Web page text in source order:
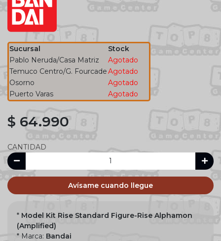
Sucursal
Stock
Pablo Neruda/Casa Matriz
Agotado
Temuco Centro/G. FourcadeAgotado
Osorno
Agotado
Puerto Varas
Agotado
$ 64.990
CANTIDAD
Avísame cuando llegue
* Model Kit Rise Standard Figure-Rise Alphamon
(Amplified)
* Marca: Bandai